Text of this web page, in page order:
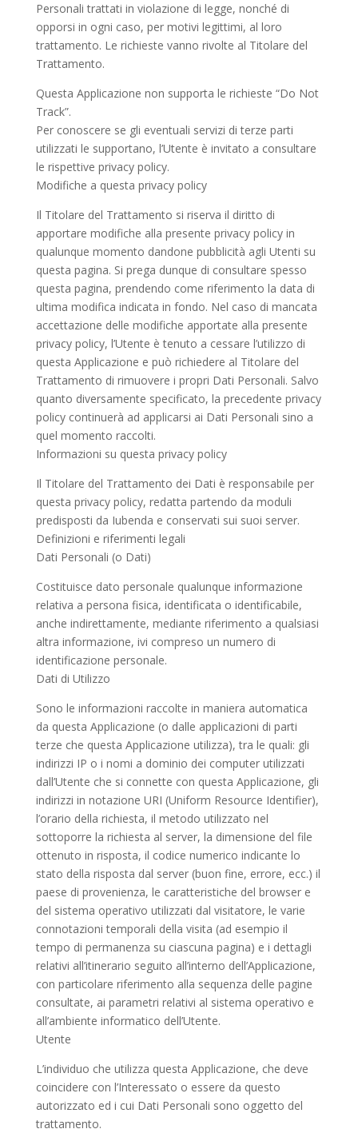
Personali trattati in violazione di legge, nonché di
opporsi in ogni caso, per motivi legittimi, al loro
trattamento. Le richieste vanno rivolte al Titolare del
Trattamento.
Questa Applicazione non supporta le richieste “Do Not
Track”.
Per conoscere se gli eventuali servizi di terze parti
utilizzati le supportano, l’Utente è invitato a consultare
le rispettive privacy policy.
Modifiche a questa privacy policy
Il Titolare del Trattamento si riserva il diritto di
apportare modifiche alla presente privacy policy in
qualunque momento dandone pubblicità agli Utenti su
questa pagina. Si prega dunque di consultare spesso
questa pagina, prendendo come riferimento la data di
ultima modifica indicata in fondo. Nel caso di mancata
accettazione delle modifiche apportate alla presente
privacy policy, l’Utente è tenuto a cessare l’utilizzo di
questa Applicazione e può richiedere al Titolare del
Trattamento di rimuovere i propri Dati Personali. Salvo
quanto diversamente specificato, la precedente privacy
policy continuerà ad applicarsi ai Dati Personali sino a
quel momento raccolti.
Informazioni su questa privacy policy
Il Titolare del Trattamento dei Dati è responsabile per
questa privacy policy, redatta partendo da moduli
predisposti da Iubenda e conservati sui suoi server.
Definizioni e riferimenti legali
Dati Personali (o Dati)
Costituisce dato personale qualunque informazione
relativa a persona fisica, identificata o identificabile,
anche indirettamente, mediante riferimento a qualsiasi
altra informazione, ivi compreso un numero di
identificazione personale.
Dati di Utilizzo
Sono le informazioni raccolte in maniera automatica
da questa Applicazione (o dalle applicazioni di parti
terze che questa Applicazione utilizza), tra le quali: gli
indirizzi IP o i nomi a dominio dei computer utilizzati
dall’Utente che si connette con questa Applicazione, gli
indirizzi in notazione URI (Uniform Resource Identifier),
l’orario della richiesta, il metodo utilizzato nel
sottoporre la richiesta al server, la dimensione del file
ottenuto in risposta, il codice numerico indicante lo
stato della risposta dal server (buon fine, errore, ecc.) il
paese di provenienza, le caratteristiche del browser e
del sistema operativo utilizzati dal visitatore, le varie
connotazioni temporali della visita (ad esempio il
tempo di permanenza su ciascuna pagina) e i dettagli
relativi all’itinerario seguito all’interno dell’Applicazione,
con particolare riferimento alla sequenza delle pagine
consultate, ai parametri relativi al sistema operativo e
all’ambiente informatico dell’Utente.
Utente
L’individuo che utilizza questa Applicazione, che deve
coincidere con l’Interessato o essere da questo
autorizzato ed i cui Dati Personali sono oggetto del
trattamento.